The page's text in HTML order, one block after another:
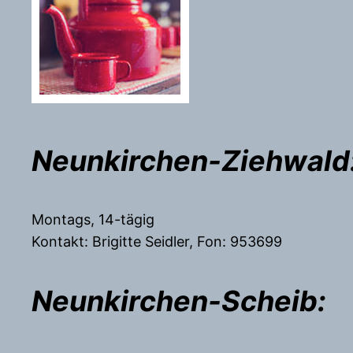
Neunkirchen-
Montags, 14-tägig
Kontakt: Brigitte Seidler, Fon: 953699
Neunkirchen-Scheib: